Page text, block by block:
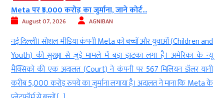
का जुर्माना, जाने कोर्ट...
AGNIBAN
कंपनी Meta को बच्चों और युवाओं (Children and
से जुड़े मामले में बड़ा झटका लगा है। अमेरिका के न्यू
(Court) ने कंपनी पर 567 मिलियन डॉलर यानी
का जुर्माना लगाया है। अदालत ने माना कि Meta के
नई दिल्ली। पेट्रोल
लेकर बहुत सारे लोग
(Biogas
‘गोबरधन’ (National